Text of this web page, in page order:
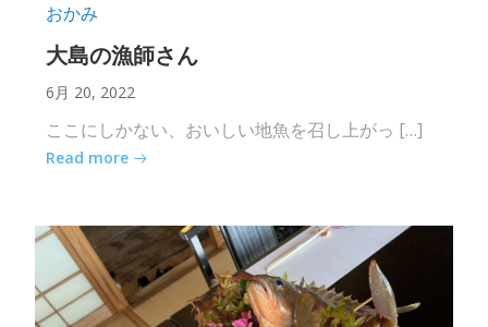
おかみ
大島の漁師さん
6月 20, 2022
ここにしかない、おいしい地魚を召し上がっ […]
Read more